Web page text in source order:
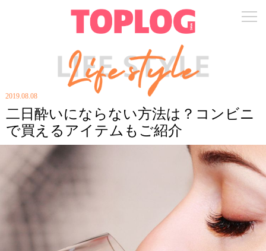
2019.08.08
二日酔いにならない方法は？コンビニ
で買えるアイテムもご紹介